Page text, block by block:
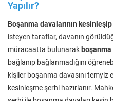
Yapılır?
Boşanma davalarının
isteyen taraflar, davanın
müracaatta bulunarak boşanma
bağlanıp bağlanmadığını
kişiler boşanma davasını
kesinleşme şerhi hazırlanır.